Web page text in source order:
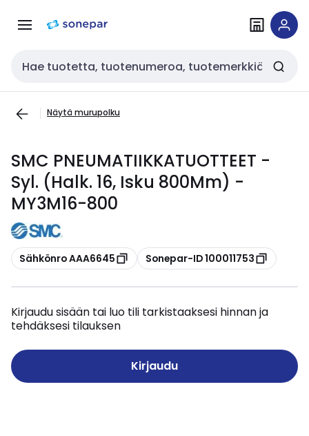
navigointiinsisältöön
Haku
Näytä murupolku
SMC PNEUMATIIKKATUOTTEET -
Syl. (Halk. 16, Isku 800Mm) -
MY3M16-800
Kopioi
Sähkönro AAA6645 Kopioi
Sonepar-ID 100011753
Kirjaudu sisään tai luo tili tarkistaaksesi hinnan ja
tehdäksesi tilauksen
Kirjaudu